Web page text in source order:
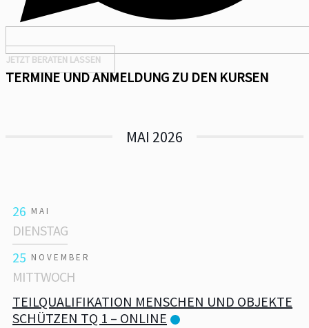
JETZT BERATEN LASSEN
TERMINE UND ANMELDUNG ZU DEN KURSEN
MAI 2026
26 MAI
DIENSTAG
25 NOVEMBER
MITTWOCH
TEILQUALIFIKATION MENSCHEN UND OBJEKTE
SCHÜTZEN TQ 1 – ONLINE